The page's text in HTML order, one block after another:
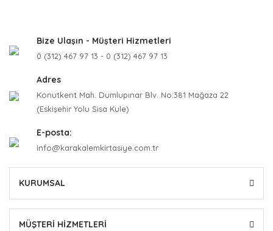
Bize Ulaşın - Müşteri Hizmetleri
0 (312) 467 97 13 - 0 (312) 467 97 13
Adres
Konutkent Mah. Dumlupınar Blv. No:381 Mağaza 22
(Eskişehir Yolu Sisa Kule)
E-posta:
info@karakalemkirtasiye.com.tr
KURUMSAL
MÜŞTERİ HİZMETLERİ